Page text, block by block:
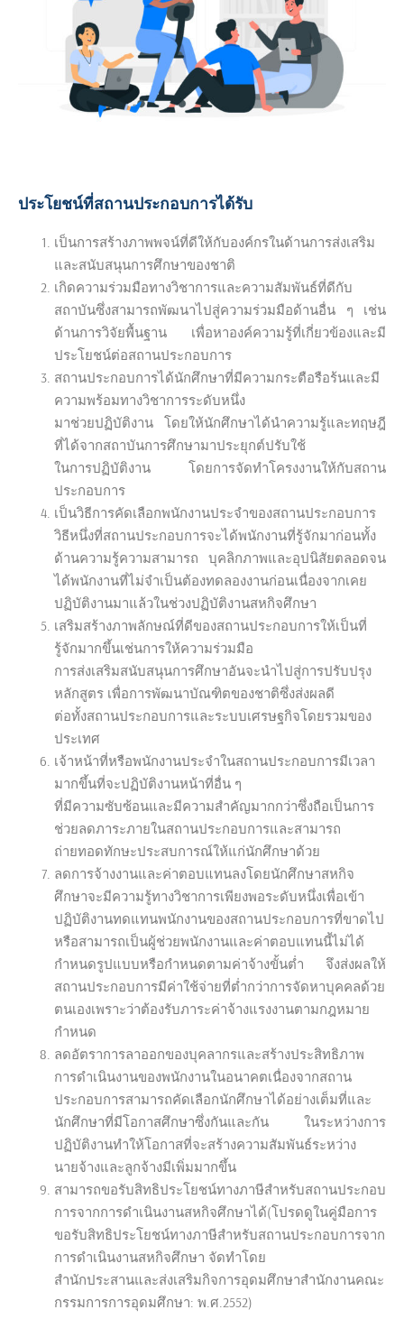
ประโยชน์ที่สถานประกอบการได้รับ
เป็นการสร้างภาพพจน์ที่ดีให้กับองค์กรในด้านการส่งเสริม
และสนับสนุนการศึกษาของชาติ
เกิดความร่วมมือทางวิชาการและความสัมพันธ์ที่ดีกับ
สถาบันซึ่งสามารถพัฒนาไปสู่ความร่วมมือด้านอื่น ๆ เช่น
ด้านการวิจัยพื้นฐาน เพื่อหาองค์ความรู้ที่เกี่ยวข้องและมี
ประโยชน์ต่อสถานประกอบการ
สถานประกอบการได้นักศึกษาที่มีความกระตือรือร้นและมี
ความพร้อมทางวิชาการระดับหนึ่ง
มาช่วยปฏิบัติงาน โดยให้นักศึกษาได้นำความรู้และทฤษฎี
ที่ได้จากสถาบันการศึกษามาประยุกต์ปรับใช้
ในการปฏิบัติงาน โดยการจัดทำโครงงานให้กับสถาน
ประกอบการ
เป็นวิธีการคัดเลือกพนักงานประจำของสถานประกอบการ
วิธีหนึ่งที่สถานประกอบการจะได้พนักงานที่รู้จักมาก่อนทั้ง
ด้านความรู้ความสามารถ บุคลิกภาพและอุปนิสัยตลอดจน
ได้พนักงานที่ไม่จำเป็นต้องทดลองงานก่อนเนื่องจากเคย
ปฏิบัติงานมาแล้วในช่วงปฏิบัติงานสหกิจศึกษา
เสริมสร้างภาพลักษณ์ที่ดีของสถานประกอบการให้เป็นที่
รู้จักมากขึ้นเช่นการให้ความร่วมมือ
การส่งเสริมสนับสนุนการศึกษาอันจะนำไปสู่การปรับปรุง
หลักสูตร เพื่อการพัฒนาบัณฑิตของชาติซึ่งส่งผลดี
ต่อทั้งสถานประกอบการและระบบเศรษฐกิจโดยรวมของ
ประเทศ
เจ้าหน้าที่หรือพนักงานประจำในสถานประกอบการมีเวลา
มากขึ้นที่จะปฏิบัติงานหน้าที่อื่น ๆ
ที่มีความซับซ้อนและมีความสำคัญมากกว่าซึ่งถือเป็นการ
ช่วยลดภาระภายในสถานประกอบการและสามารถ
ถ่ายทอดทักษะประสบการณ์ให้แก่นักศึกษาด้วย
ลดการจ้างงานและค่าตอบแทนลงโดยนักศึกษาสหกิจ
ศึกษาจะมีความรู้ทางวิชาการเพียงพอระดับหนึ่งเพื่อเข้า
ปฏิบัติงานทดแทนพนักงานของสถานประกอบการที่ขาดไป
หรือสามารถเป็นผู้ช่วยพนักงานและค่าตอบแทนนี้ไม่ได้
กำหนดรูปแบบหรือกำหนดตามค่าจ้างขั้นต่ำ จึงส่งผลให้
สถานประกอบการมีค่าใช้จ่ายที่ต่ำกว่าการจัดหาบุคคลด้วย
ตนเองเพราะว่าต้องรับภาระค่าจ้างแรงงานตามกฎหมาย
กำหนด
ลดอัตราการลาออกของบุคลากรและสร้างประสิทธิภาพ
การดำเนินงานของพนักงานในอนาคตเนื่องจากสถาน
ประกอบการสามารถคัดเลือกนักศึกษาได้อย่างเต็มที่และ
นักศึกษาที่มีโอกาสศึกษาซึ่งกันและกัน ในระหว่างการ
ปฏิบัติงานทำให้โอกาสที่จะสร้างความสัมพันธ์ระหว่าง
นายจ้างและลูกจ้างมีเพิ่มมากขึ้น
สามารถขอรับสิทธิประโยชน์ทางภาษีสำหรับสถานประกอบ
การจากการดำเนินงานสหกิจศึกษาได้(โปรดดูในคู่มือการ
ขอรับสิทธิประโยชน์ทางภาษีสำหรับสถานประกอบการจาก
การดำเนินงานสหกิจศึกษา จัดทำโดย
สำนักประสานและส่งเสริมกิจการอุดมศึกษาสำนักงานคณะ
กรรมการการอุดมศึกษา: พ.ศ.2552)